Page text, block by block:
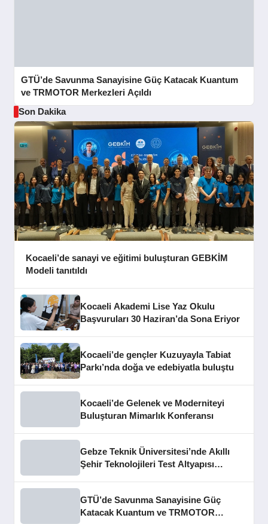
GTÜ’de Savunma Sanayisine Güç Katacak Kuantum
ve TRMOTOR Merkezleri Açıldı
Son Dakika
Kocaeli’de sanayi ve eğitimi buluşturan GEBKİM
Modeli tanıtıldı
Kocaeli Akademi Lise Yaz Okulu
Başvuruları 30 Haziran’da Sona Eriyor
Kocaeli’de gençler Kuzuyayla Tabiat
Parkı’nda doğa ve edebiyatla buluştu
Kocaeli’de Gelenek ve Moderniteyi
Buluşturan Mimarlık Konferansı
Gebze Teknik Üniversitesi’nde Akıllı
Şehir Teknolojileri Test Altyapısı
GTÜ’de Savunma Sanayisine Güç
Katacak Kuantum ve TRMOTOR